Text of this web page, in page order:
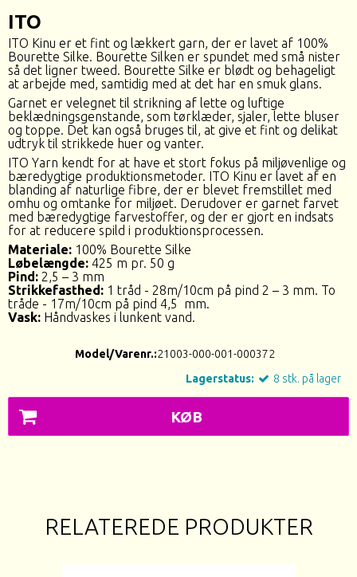
ITO
ITO Kinu er et fint og lækkert garn, der er lavet af 100%
Bourette Silke. Bourette Silken er spundet med små nister
så det ligner tweed. Bourette Silke er blødt og behageligt
at arbejde med, samtidig med at det har en smuk glans.
Garnet er velegnet til strikning af lette og luftige
beklædningsgenstande, som tørklæder, sjaler, lette bluser
og toppe. Det kan også bruges til, at give et fint og delikat
udtryk til strikkede huer og vanter.
ITO Yarn kendt for at have et stort fokus på miljøvenlige og
bæredygtige produktionsmetoder. ITO Kinu er lavet af en
blanding af naturlige fibre, der er blevet fremstillet med
omhu og omtanke for miljøet. Derudover er garnet farvet
med bæredygtige farvestoffer, og der er gjort en indsats
for at reducere spild i produktionsprocessen.
Materiale: 100% Bourette Silke
Løbelængde: 425 m pr. 50 g
Pind: 2,5 – 3 mm
Strikkefasthed: 1 tråd - 28m/10cm på pind 2 – 3 mm. To
tråde - 17m/10cm på pind 4,5 mm.
Vask: Håndvaskes i lunkent vand.
Model/Varenr.:21003-000-001-000372
Lagerstatus:
8 stk. på lager
KØB
RELATEREDE PRODUKTER